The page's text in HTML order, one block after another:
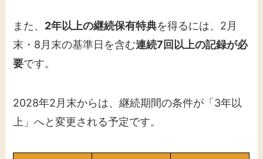
また、 2年以上の継続保有特典を得るには、2月
末・8月末の基準日を含む連続7回以上の記録が必
要です。
2028年2月末からは、継続期間の条件が「3年以
上」へと変更される予定です。